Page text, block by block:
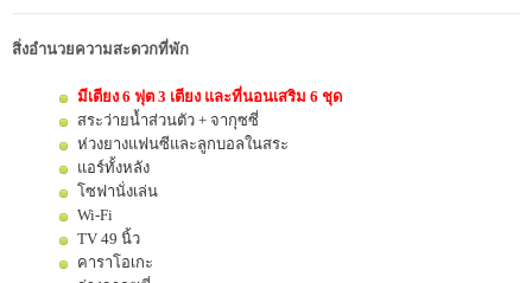
สิ่งอำนวยความสะดวกที่พัก
มีเตียง 6 ฟุต 3 เตียง และที่นอนเสริม 6 ชุด
สระว่ายน้ำส่วนตัว + จากุซซี่
ห่วงยางแฟนซีและลูกบอลในสระ
แอร์ทั้งหลัง
โซฟานั่งเล่น
Wi-Fi
TV 49 นิ้ว
คาราโอเกะ